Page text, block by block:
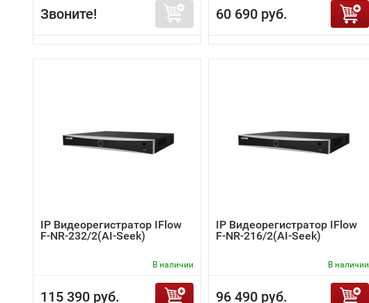
Звоните! 60 690 руб.
IP Видеорегистратор IFlow
F-NR-232/2(AI-Seek)
В наличии
115 390 руб.
IP Видеорегистратор IFlow
F-NR-216/2(AI-Seek)
В наличии
96 490 руб.